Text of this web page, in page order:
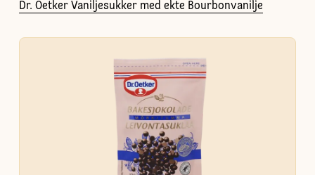
Dr. Oetker Vaniljesukker med ekte Bourbonvanilje